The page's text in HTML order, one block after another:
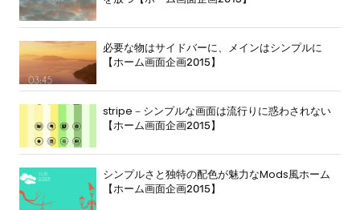
必要な物はサイドバーに、メインはシンプルに
【ホーム画面企画2015】
stripe－シンプルな画面は流行りに惑わされない
【ホーム画面企画2015】
シンプルさと独特の配色が魅力なMods風ホーム
【ホーム画面企画2015】